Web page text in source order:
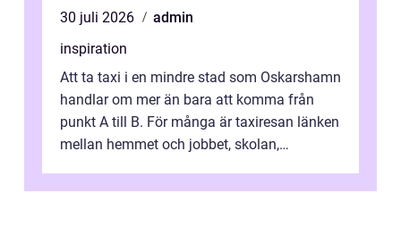
30 juli 2026
admin
inspiration
Att ta taxi i en mindre stad som Oskarshamn
handlar om mer än bara att komma från
punkt A till B. För många är taxiresan länken
mellan hemmet och jobbet, skolan,